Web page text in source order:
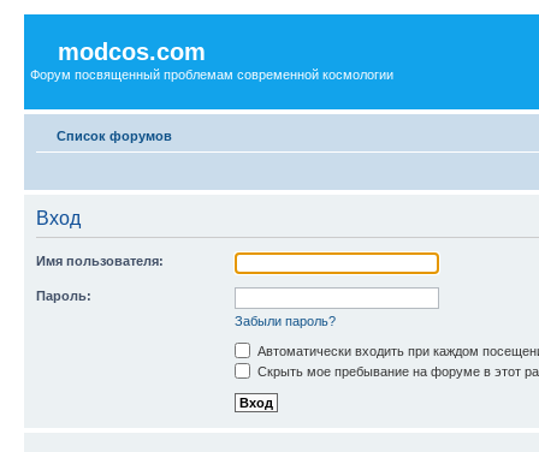
modcos.com
Форум посвященный проблемам современной космологии
Список форумов
Вход
Имя пользователя:
Пароль:
Забыли пароль?
Автоматически входить при каждом
Скрыть мое пребывание на форуме в этот